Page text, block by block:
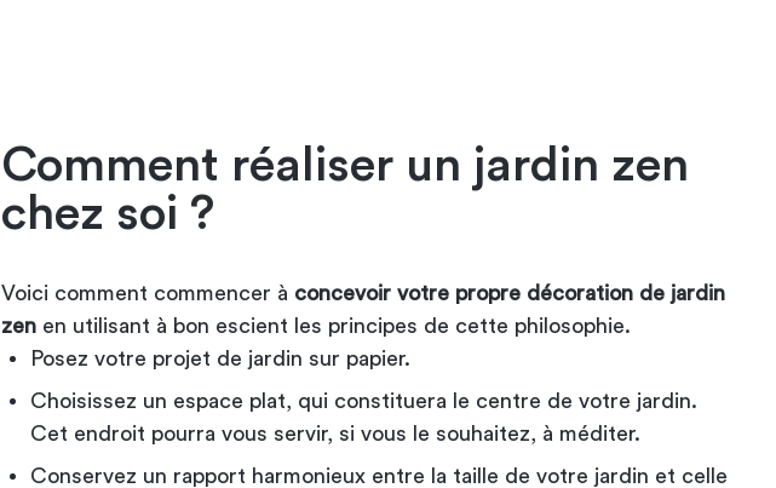
Comment réaliser un jardin zen
chez soi ?
Voici comment commencer à concevoir votre propre décoration de jardin
zen en utilisant à bon escient les principes de cette philosophie.
Posez votre projet de jardin sur papier.
Choisissez un espace plat, qui constituera le centre de votre jardin.
Cet endroit pourra vous servir, si vous le souhaitez, à méditer.
Conservez un rapport harmonieux entre la taille de votre jardin et celle